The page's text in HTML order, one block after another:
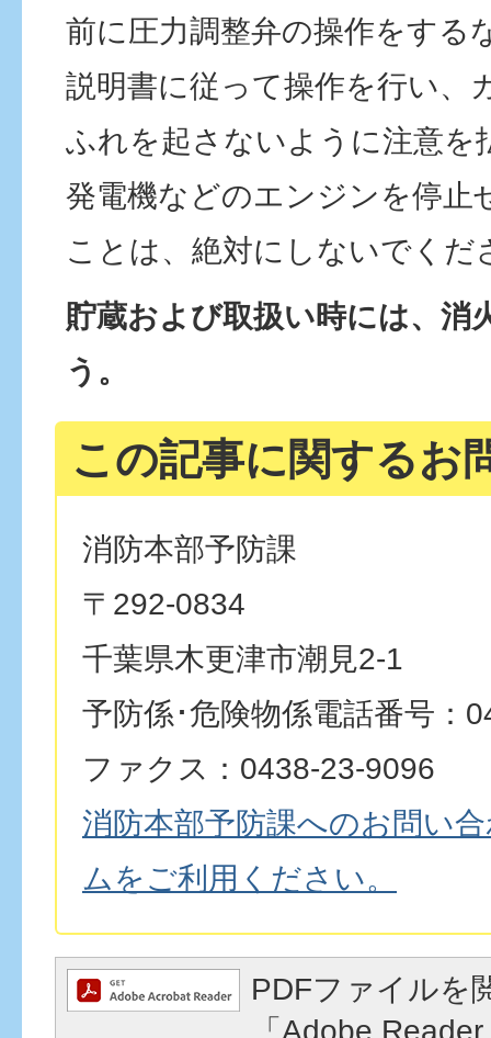
前に圧力調整弁の操作をする
説明書に従って操作を行い、
ふれを起さないように注意を
発電機などのエンジンを停止
ことは、絶対にしないでくだ
貯蔵および取扱い時には、消
う。
この記事に関するお
消防本部予防課
〒292-0834
千葉県木更津市潮見2-1
予防係･危険物係電話番号：
ファクス：0438-23-9096
消防本部予防課へのお問い
ムをご利用ください。
PDFファイルを
「Adobe